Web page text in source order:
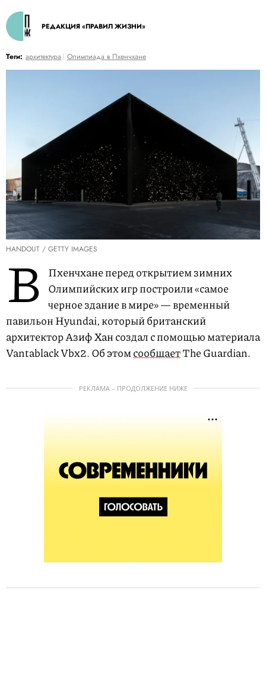
РЕДАКЦИЯ «ПРАВИЛ ЖИЗНИ»
Теги: архитектура Олимпиада в Пхенчхане
HANDOUT / GETTY IMAGES
В
Пхенчхане перед открытием зимних
Олимпийских игр построили «самое
черное здание в мире» — временный
павильон Hyundai, который британский
архитектор Азиф Хан создал с помощью материала
Vantablack Vbx2. Об этомсообщаетThe Guardian.
РЕКЛАМА – ПРОДОЛЖЕНИЕ НИЖЕ